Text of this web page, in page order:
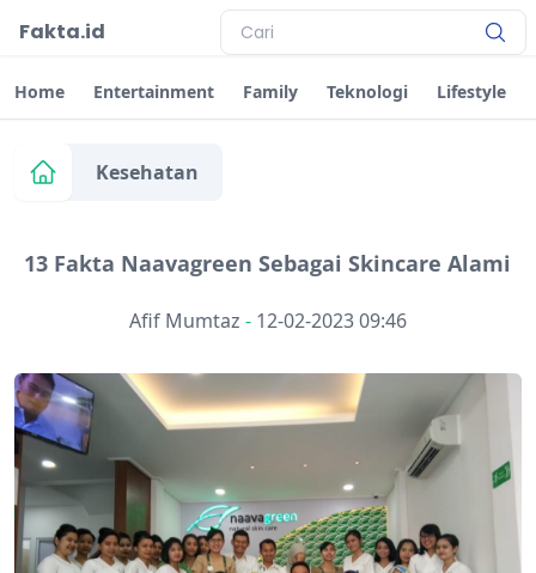
Fakta.id
Home Entertainment Family Teknologi Lifestyle
Kesehatan
13 Fakta Naavagreen Sebagai Skincare Alami
Afif Mumtaz - 12-02-2023 09:46